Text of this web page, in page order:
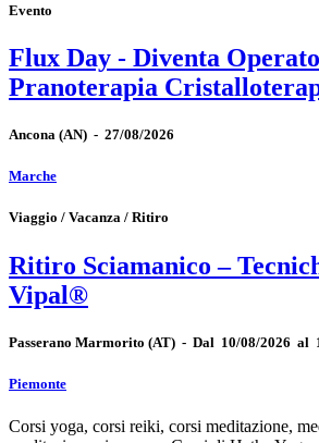
Evento
Flux Day - Diventa
Pranoterapia
Ancona (AN) - 27/08/2026
Marche
Viaggio / Vacanza / Ritiro
Ritiro Sciamanico –
Vipal®
Passerano Marmorito (AT) - Dal 10/08/2026 al
Piemonte
Corsi yoga, corsi reiki, corsi meditazione,